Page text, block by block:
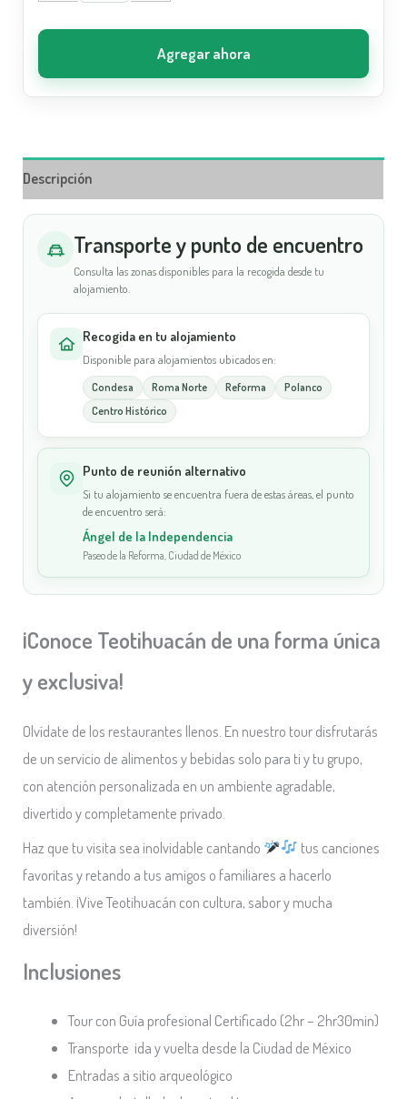
Agregar ahora
Descripción
Transporte y punto de encuentro
Consulta las zonas disponibles para la recogida desde tu
alojamiento.
Recogida en tu alojamiento
Disponible para alojamientos ubicados en:
Condesa Roma Norte Reforma
Polanco
Centro Histórico
Punto de reunión alternativo
Si tu alojamiento se encuentra fuera de estas áreas, el punto
de encuentro será:
Ángel de la Independencia
Paseo de la Reforma, Ciudad de México
¡Conoce Teotihuacán de una forma única
y exclusiva!
Olvídate de los restaurantes llenos. En nuestro tour disfrutarás
de un servicio de alimentos y bebidas solo para ti y tu grupo,
con atención personalizada en un ambiente agradable,
divertido y completamente privado.
Haz que tu visita sea inolvidable cantando
tus canciones
favoritas y retando a tus amigos o familiares a hacerlo
también. ¡Vive Teotihuacán con cultura, sabor y mucha
diversión!
Inclusiones
Tour con Guía profesional Certificado (2hr – 2hr30min)
Transporte ida y vuelta desde la Ciudad de México
Entradas a sitio arqueológico